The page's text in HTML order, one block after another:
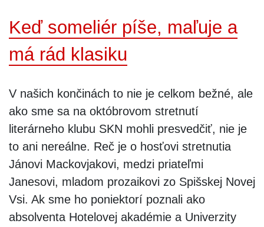
Keď someliér píše, maľuje a
má rád klasiku
V našich končinách to nie je celkom bežné, ale
ako sme sa na októbrovom stretnutí
literárneho klubu SKN mohli presvedčiť, nie je
to ani nereálne. Reč je o hosťovi stretnutia
Jánovi Mackovjakovi, medzi priateľmi
Janesovi, mladom prozaikovi zo Spišskej Novej
Vsi. Ak sme ho poniektorí poznali ako
absolventa Hotelovej akadémie a Univerzity